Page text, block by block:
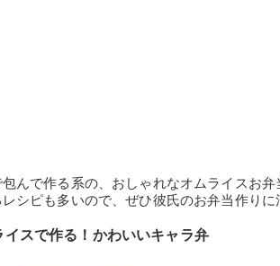
包んで作る系の、おしゃれなオムライスお
シピも多いので、ぜひ彼氏のお弁当作りに
スで作る！かわいいキャラ弁